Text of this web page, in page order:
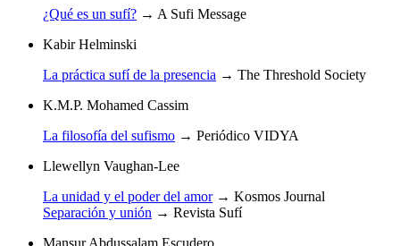
¿Qué es un sufí? → A Sufi Message
Kabir Helminski
La práctica sufí de la presencia → The Threshold Society
K.M.P. Mohamed Cassim
La filosofía del sufismo → Periódico VIDYA
Llewellyn Vaughan-Lee
La unidad y el poder del amor→ Kosmos Journal
Separación y unión → Revista Sufí
Mansur Abdussalam Escudero